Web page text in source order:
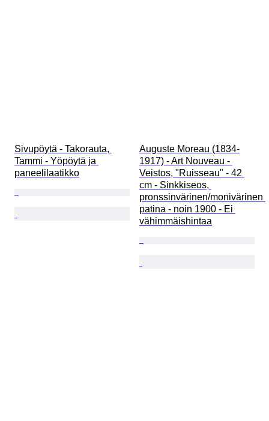
Sivupöytä - Takorauta,
Tammi - Yöpöytä ja
paneelilaatikko
Auguste Moreau (1834-
1917) - Art Nouveau -
Veistos, "Ruisseau" - 42
cm - Sinkkiseos,
pronssinvärinen/monivärinen
patina - noin 1900 - Ei
vähimmäishintaa